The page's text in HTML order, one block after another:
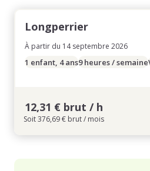
Longperrier
À partir du 14 septembre 2026
1 enfant, 4 ans9 heures / semaine
12,31 € brut / h
Soit 376,69 € brut / mois